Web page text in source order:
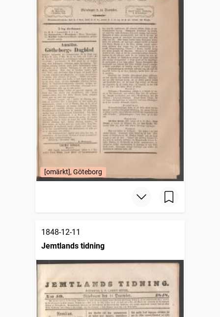
[omärkt], Göteborg
1848-12-11
Jemtlands tidning